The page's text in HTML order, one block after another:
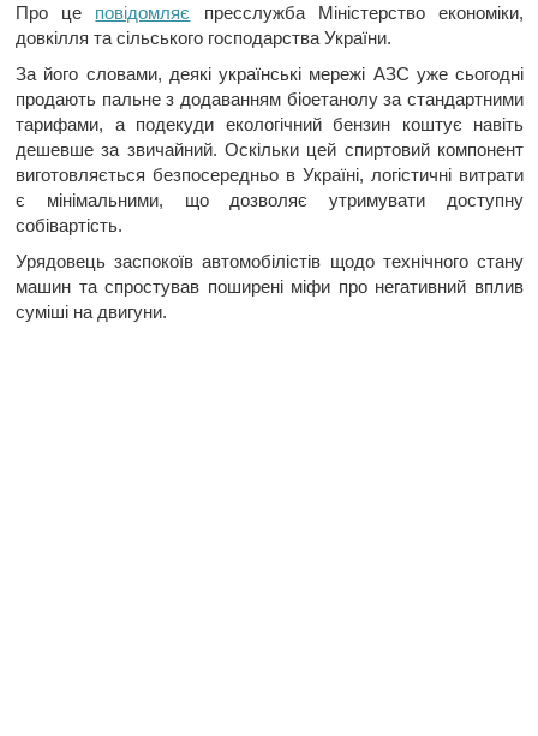
Про це повідомляє пресслужба Міністерство економіки,
довкілля та сільського господарства України.
За його словами, деякі українські мережі АЗС уже сьогодні
продають пальне з додаванням біоетанолу за стандартними
тарифами, а подекуди екологічний бензин коштує навіть
дешевше за звичайний. Оскільки цей спиртовий компонент
виготовляється безпосередньо в Україні, логістичні витрати
є мінімальними, що дозволяє утримувати доступну
собівартість.
Урядовець заспокоїв автомобілістів щодо технічного стану
машин та спростував поширені міфи про негативний вплив
суміші на двигуни.